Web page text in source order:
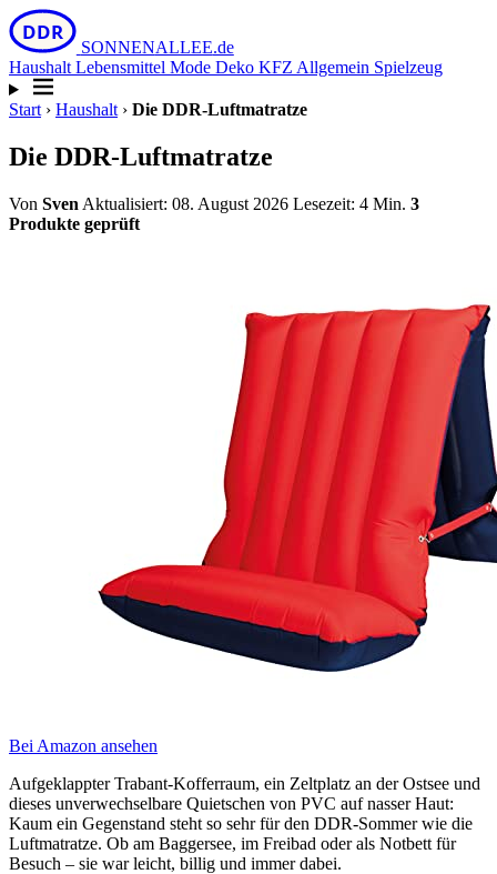
DDR
SONNENALLEE.de
Haushalt Lebensmittel Mode Deko KFZ Allgemein Spielzeug
Start › Haushalt › Die DDR-Luftmatratze
Die DDR-Luftmatratze
Von Sven Aktualisiert: 08. August 2026 Lesezeit: 4 Min. 3
Produkte geprüft
Bei Amazon ansehen
Aufgeklappter Trabant-Kofferraum, ein Zeltplatz an der Ostsee und
dieses unverwechselbare Quietschen von PVC auf nasser Haut:
Kaum ein Gegenstand steht so sehr für den DDR-Sommer wie die
Luftmatratze. Ob am Baggersee, im Freibad oder als Notbett für
Besuch – sie war leicht, billig und immer dabei.